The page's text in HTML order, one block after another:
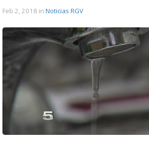
Feb 2, 2018 in Noticias RGV